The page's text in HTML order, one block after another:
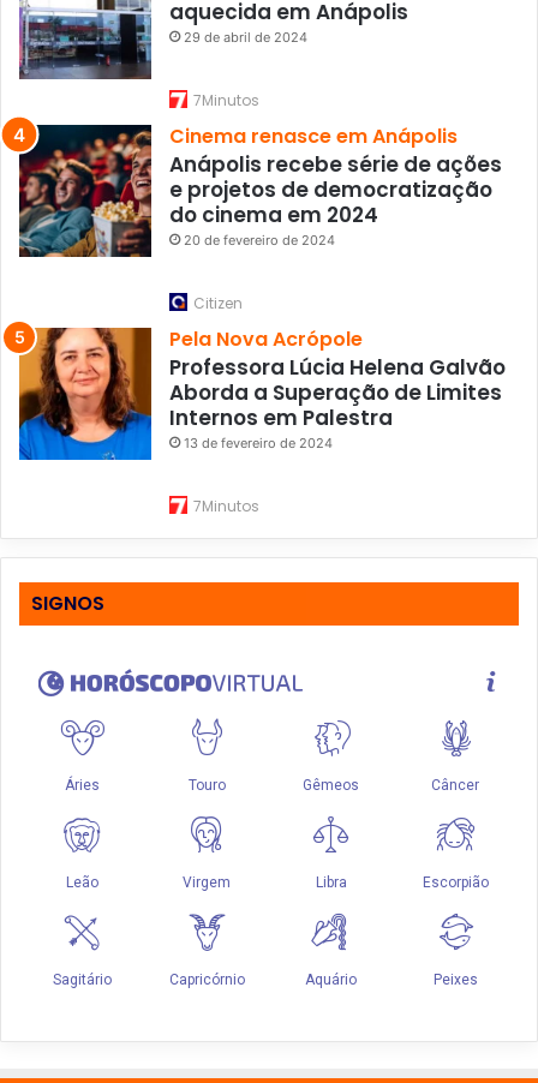
aquecida em Anápolis
29 de abril de 2024
7Minutos
Cinema renasce em Anápolis
Anápolis recebe série de ações
e projetos de democratização
do cinema em 2024
20 de fevereiro de 2024
Citizen
Pela Nova Acrópole
Professora Lúcia Helena Galvão
Aborda a Superação de Limites
Internos em Palestra
13 de fevereiro de 2024
7Minutos
SIGNOS